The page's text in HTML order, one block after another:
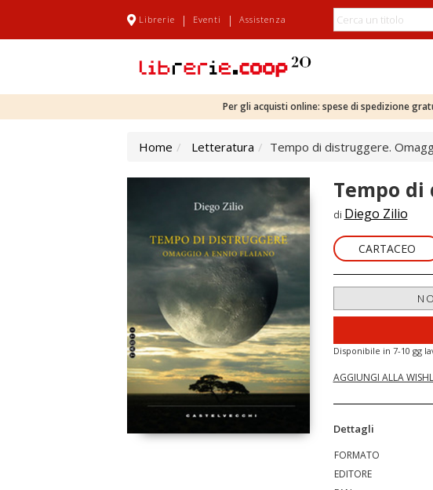
Librerie | Eventi | Assistenza
Per gli acquisti online: spese di spedizione
Home Letteratura Tempo di distruggere.
Tempo di
di Diego Zilio
CARTACEO
Disponibile in 7-10 gg
AGGIUNGI ALLA
Dettagli
FORMATO
EDITORE